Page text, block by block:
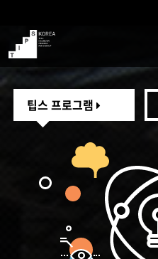
TIPS
팁스 프로그램